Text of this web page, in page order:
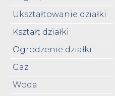
Ukształtowanie działki
Kształt działki
Ogrodzenie działki
Gaz
Woda